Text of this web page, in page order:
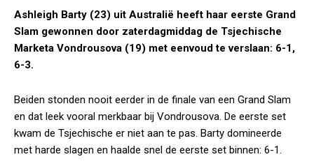
Ashleigh Barty (23) uit Australië heeft haar eerste Grand
Slam gewonnen door zaterdagmiddag de Tsjechische
Marketa Vondrousova (19) met eenvoud te verslaan: 6-1,
6-3.
Beiden stonden nooit eerder in de finale van een Grand Slam
en dat leek vooral merkbaar bij Vondrousova. De eerste set
kwam de Tsjechische er niet aan te pas. Barty domineerde
met harde slagen en haalde snel de eerste set binnen: 6-1.